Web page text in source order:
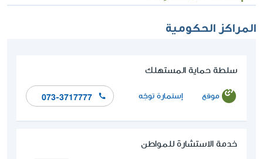
المراكز الحكومية
سلطة حماية المستهلك
موقع إستمارة توجّه 073-3717777
خدمة الاستشارة للمواطن